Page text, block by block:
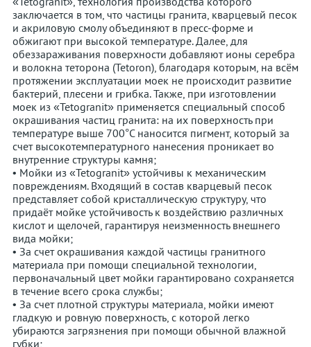
заключается в том, что частицы гранита, кварцевый песок
и акриловую смолу объединяют в пресс-форме и
обжигают при высокой температуре. Далее, для
обеззараживания поверхности добавляют ионы серебра
и волокна теторона (Tetoron), благодаря которым, на всём
протяжении эксплуатации моек не происходит развитие
бактерий, плесени и грибка. Также, при изготовлении
моек из «Tetogranit» применяется специальный способ
окрашивания частиц гранита: на их поверхность при
температуре выше 700°С наносится пигмент, который за
счет высокотемпературного нанесения проникает во
внутренние структуры камня;
• Мойки из «Tetogranit» устойчивы к механическим
повреждениям. Входящий в состав кварцевый песок
представляет собой кристаллическую структуру, что
придаёт мойке устойчивость к воздействию различных
кислот и щелочей, гарантируя неизменность внешнего
вида мойки;
• За счет окрашивания каждой частицы гранитного
материала при помощи специальной технологии,
первоначальный цвет мойки гарантировано сохраняется
в течение всего срока службы;
• За счет плотной структуры материала, мойки имеют
гладкую и ровную поверхность, с которой легко
убираются загрязнения при помощи обычной влажной
губки;